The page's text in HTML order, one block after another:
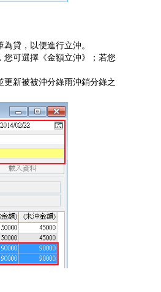
貸，以便進行立沖。
您可選擇《金額立沖》；若您
新被被沖分錄雨沖銷分錄之